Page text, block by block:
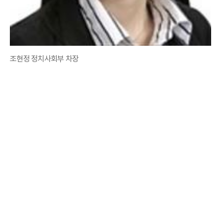
조현정 정치사회부 차장